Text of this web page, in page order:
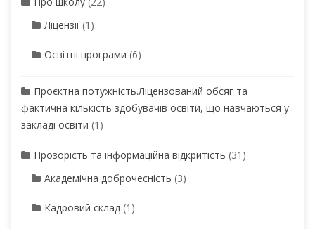
Ліцензії (1)
Освітні програми (6)
Проєктна потужність.Ліцензований обсяг та
фактична кількість здобувачів освіти, що навчаються у
закладі освіти (1)
Прозорість та інформаційна відкритість (31)
Академічна доброчесність (3)
Кадровий склад (1)